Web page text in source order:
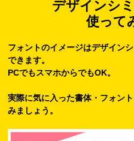
デザインシ
使って
フォントのイメージはデザイン
できます。
PCでもスマホからでもOK。
実際に気に入った書体・フォン
みましょう。